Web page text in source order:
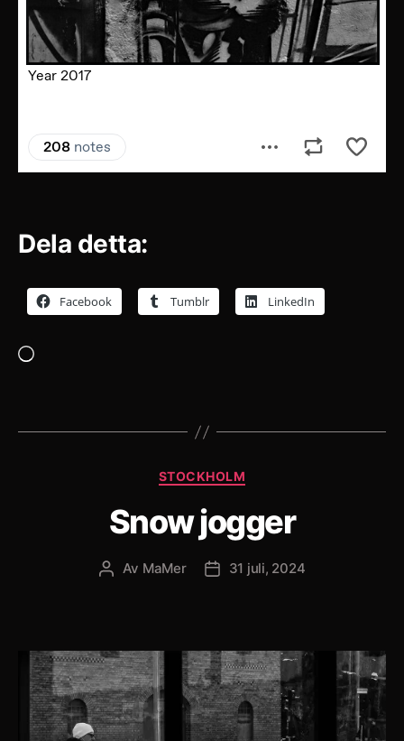
Dela detta:
Facebook Tumblr LinkedIn
Kategorier
STOCKHOLM
Snow jogger
Inläggsförfattare
Av MaMer Inläggsdatum
31 juli, 2024